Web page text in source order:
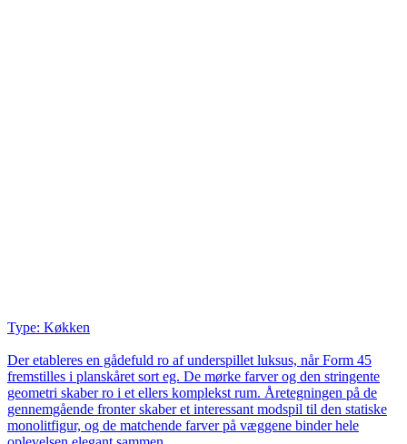
Type: Køkken
Der etableres en gådefuld ro af underspillet luksus, når Form 45
fremstilles i planskåret sort eg. De mørke farver og den stringente
geometri skaber ro i et ellers komplekst rum. Åretegningen på de
gennemgående fronter skaber et interessant modspil til den statiske
monolitfigur, og de matchende farver på væggene binder hele